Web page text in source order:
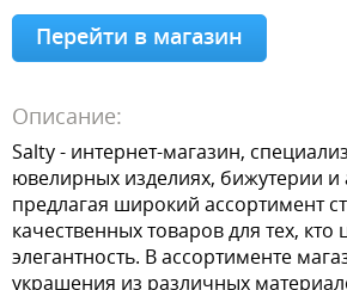
Перейти в магазин
Описание:
Salty - интернет-магазин,
ювелирных изделиях, бижутерии и
предлагая широкий ассортимент
качественных товаров для тех, кто
элегантность. В ассортименте
украшения из различных